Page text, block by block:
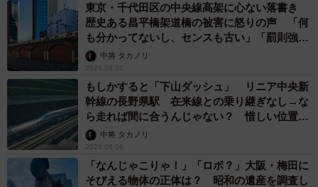
東京・千代田区の中央線高架に心ない落書き
歴史ある昌平橋架道橋の被害に怒りの声 「何
も分かってないし、センスも古い」「罰則強化
して」中将 タカノリ
2026.08.06
もしかすると「下山ダッシュ」 リニア中央新
幹線の長野県駅 在来線との乗り継ぎなし→な
ら走れば間に合うんじゃない？ 惜しい位置関
係が反響
中将 タカノリ
2026.08.06
「なんじゃこりゃ！」「ロボ？」大阪・梅田に
そびえる物体の正体は？ 昭和の遺産を調査し